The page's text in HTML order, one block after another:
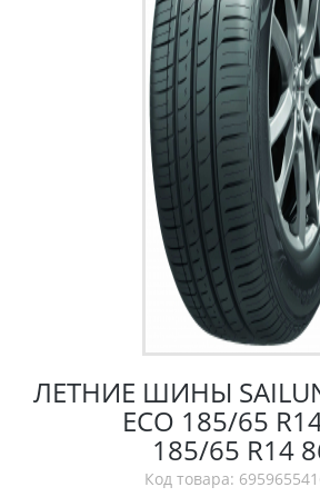
ЛЕТНИЕ ШИНЫ SAILUN
ECO 185/65
185/65 R14
Код товара: